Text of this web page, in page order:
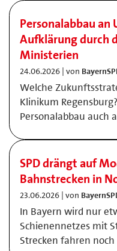
Personalabbau
Aufklärung durch
Ministerien
24.06.2026 | von
Welche
Klinikum
Personalabbau auch
SPD drängt auf
Bahnstrecken in
23.06.2026 | von
In Bayern wird nur
Schienennetzes mit
Strecken fahren